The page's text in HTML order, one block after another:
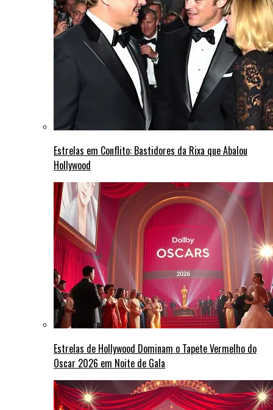
Estrelas em Conflito: Bastidores da Rixa que Abalou
Hollywood
Estrelas de Hollywood Dominam o Tapete Vermelho do
Oscar 2026 em Noite de Gala